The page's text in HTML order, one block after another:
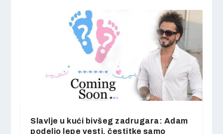
Slavlje u kući bivšeg zadrugara: Adam
podelio lepe vesti, čestitke samo